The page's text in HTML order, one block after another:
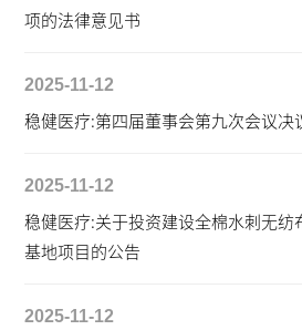
项的法律意见书
2025-11-12
稳健医疗:第四届董事会第九次会议决
2025-11-12
稳健医疗:关于投资建设全棉水刺无纺
基地项目的公告
2025-11-12